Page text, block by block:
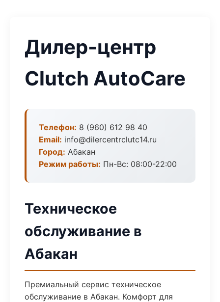
Дилер-центр
Clutch AutoCare
Телефон: 8 (960) 612 98 40
Email: info@dilercentrclutc14.ru
Город: Абакан
Режим работы: Пн-Вс: 08:00-22:00
Техническое
обслуживание в
Абакан
Премиальный сервис техническое
обслуживание в Абакан. Комфорт для